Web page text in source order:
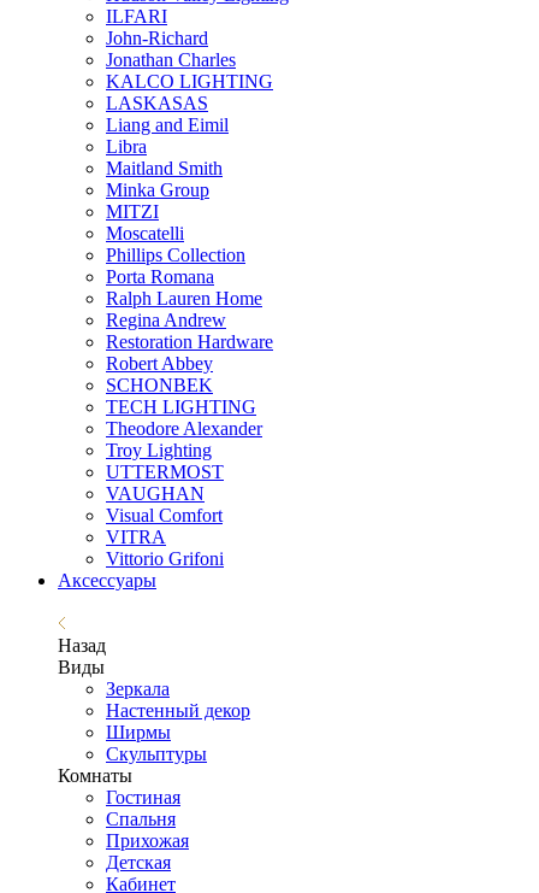
ILFARI
John-Richard
Jonathan Charles
KALCO LIGHTING
LASKASAS
Liang and Eimil
Libra
Maitland Smith
Minka Group
MITZI
Moscatelli
Phillips Collection
Porta Romana
Ralph Lauren Home
Regina Andrew
Restoration Hardware
Robert Abbey
SCHONBEK
TECH LIGHTING
Theodore Alexander
Troy Lighting
UTTERMOST
VAUGHAN
Visual Comfort
VITRA
Vittorio Grifoni
Аксессуары
Назад
Виды
Зеркала
Настенный декор
Ширмы
Скульптуры
Комнаты
Гостиная
Спальня
Прихожая
Детская
Кабинет